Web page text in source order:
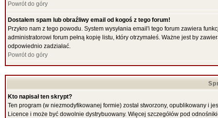
Powrót do góry
Dostałem spam lub obraźliwy email od kogoś z tego forum!
Przykro nam z tego powodu. System wysyłania email'i tego forum zawiera
administratorowi forum pełną kopię listu, który otrzymałeś. Ważne jest by
odpowiednio zadziałać.
Powrót do góry
Kto napisał ten skrypt?
Ten program (w niezmodyfikowanej formie) został stworzony, opublikowany i
Licence i może być dowolnie dystrybuowany. Więcej szczegółów pod